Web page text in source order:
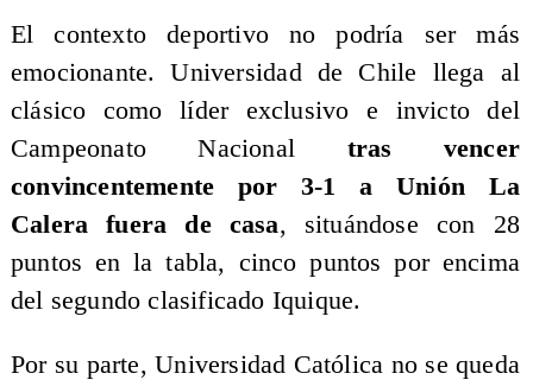
El contexto deportivo no podría ser más
emocionante. Universidad de Chile llega al
clásico como líder exclusivo e invicto del
Campeonato Nacional tras vencer
convincentemente por 3-1 a Unión La
Calera fuera de casa, situándose con 28
puntos en la tabla, cinco puntos por encima
del segundo clasificado Iquique.
Por su parte, Universidad Católica no se queda